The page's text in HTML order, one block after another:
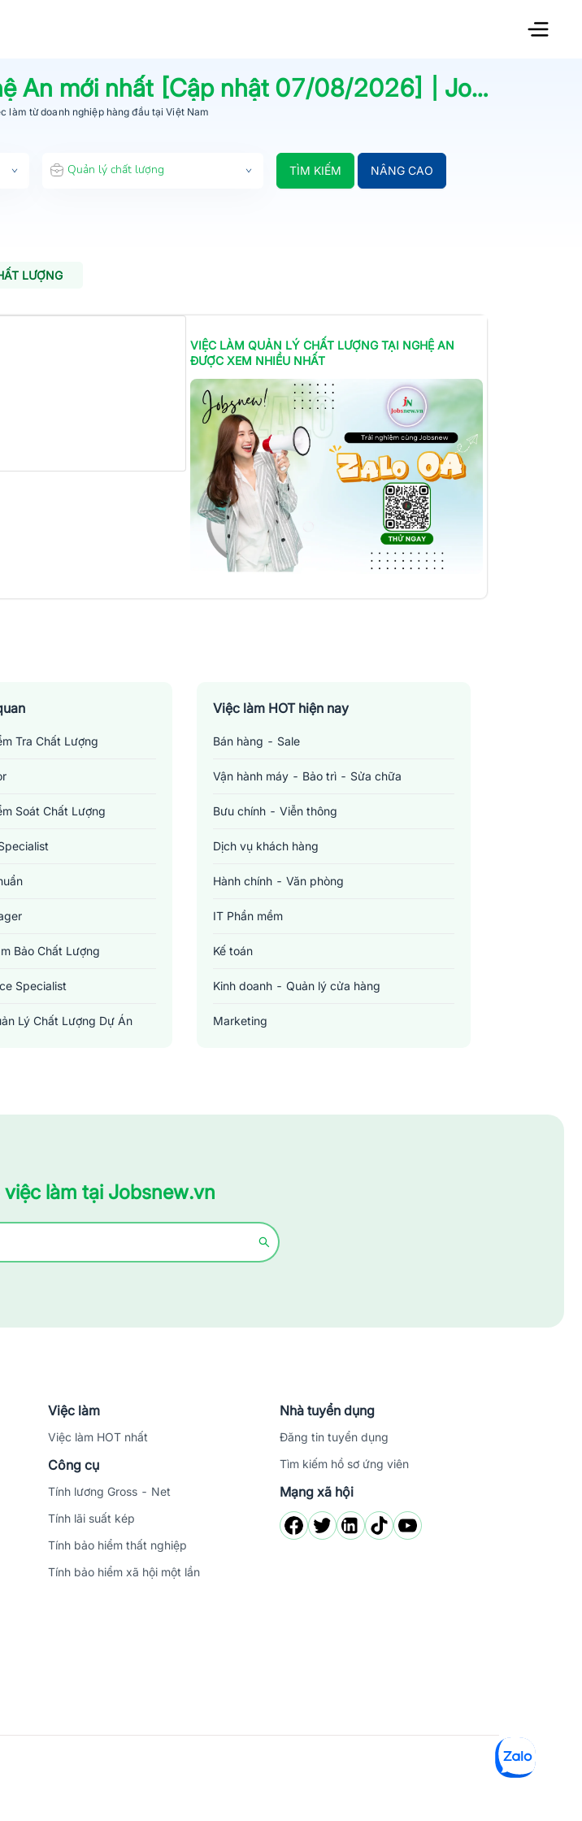
An mới nhất [Cập nhật 07/08/2026] | Jobsnew.vn
làm từdoanh nghiệp hàng đầutại Việt Nam
Quản lý chất lượng TÌM KIẾM NÂNG CAO
LƯỢNG
VIỆC LÀM QUẢN LÝ CHẤT LƯỢNGTẠI NGHỆ AN
ĐƯỢC XEM NHIỀU NHẤT
Tra Chất Lượng
Soát Chất Lượng
Bảo Chất Lượng
Specialist
Lý Chất Lượng Dự Án
Việc làm HOT hiện nay
Bán hàng - Sale
Vận hành máy - Bảo trì - Sửa chữa
Bưu chính - Viễn thông
Dịch vụ khách hàng
Hành chính - Văn phòng
IT Phần mềm
Kế toán
Kinh doanh - Quản lý cửa hàng
Marketing
làm tại Jobsnew.vn
Việc làm
Việc làm HOT nhất
Công cụ
Tính lương Gross - Net
Tính lãi suất kép
Tính bảo hiểm thất nghiệp
Tính bảo hiểm xã hội một lần
Nhà tuyển dụng
Đăng tin tuyển dụng
Tìm kiếm hồ sơ ứng viên
Mạng xã hội